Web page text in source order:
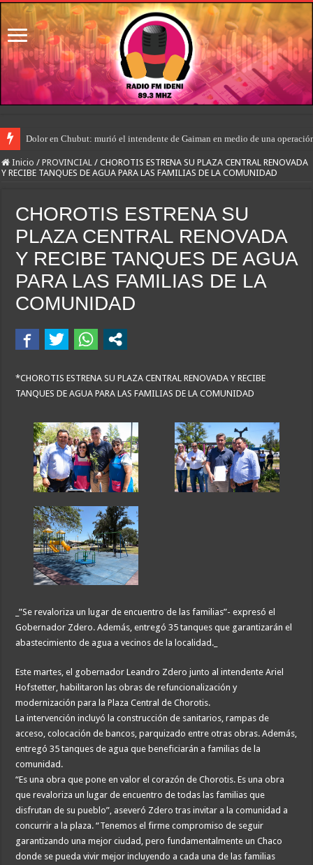
Dolor en Chubut: murió el intendente de Gaiman en medio de una
Inicio / PROVINCIAL / CHOROTIS ESTRENA SU PLAZA CENTRAL RENOVADA
Y RECIBE TANQUES DE AGUA PARA LAS FAMILIAS DE LA COMUNIDAD
CHOROTIS ESTRENA SU
PLAZA CENTRAL RENOVADA
Y RECIBE TANQUES DE AGUA
PARA LAS FAMILIAS DE LA
COMUNIDAD
*CHOROTIS ESTRENA SU PLAZA CENTRAL RENOVADA Y RECIBE
TANQUES DE AGUA PARA LAS FAMILIAS DE LA COMUNIDAD
_”Se revaloriza un lugar de encuentro de las familias”- expresó el
Gobernador Zdero. Además, entregó 35 tanques que garantizarán el
abastecimiento de agua a vecinos de la localidad._
Este martes, el gobernador Leandro Zdero junto al intendente Ariel
Hofstetter, habilitaron las obras de refuncionalización y
modernización para la Plaza Central de Chorotis.
La intervención incluyó la construcción de sanitarios, rampas de
acceso, colocación de bancos, parquizado entre otras obras. Además,
entregó 35 tanques de agua que beneficiarán a familias de la
comunidad.
“Es una obra que pone en valor el corazón de Chorotis. Es una obra
que revaloriza un lugar de encuentro de todas las familias que
disfrutan de su pueblo”, aseveró Zdero tras invitar a la comunidad a
concurrir a la plaza. “Tenemos el firme compromiso de seguir
garantizando una mejor ciudad, pero fundamentalmente un Chaco
donde se pueda vivir mejor incluyendo a cada una de las familias